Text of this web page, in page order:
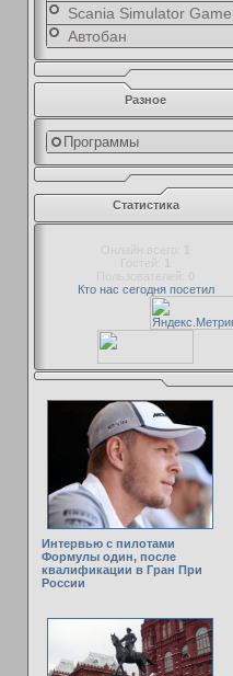
Scania Simulator Game
Автобан
Разное
Программы
Статистика
Кто нас сегодня посетил
Интервью с пилотами
Формулы один, после
квалификации в Гран При
России